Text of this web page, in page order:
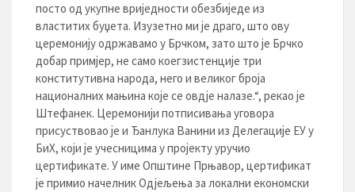
посто од укупне вриједности обезбиједе из
властитих буџета. Изузетно ми је драго, што ову
церемонију одржавамо у Брчком, зато што је Брчко
добар примјер, не само коегзистенције три
конститутивна народа, него и великог броја
националних мањина које се овдје налазе.“, рекао је
Штефанек. Церемонији потписивања уговора
присуствовао је и Ђанлука Ванини из Делегације ЕУ у
БиХ, који јe учесницима у пројекту уручио
цертификате. У име Oпштине Прњавор, цертификат
је примио начелник Одјељења за локални економски